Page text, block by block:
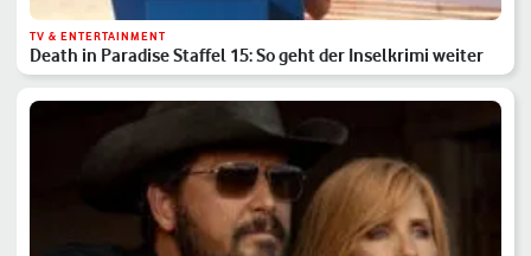
TV & ENTERTAINMENT
Death in Paradise Staffel 15: So geht der Inselkrimi weiter